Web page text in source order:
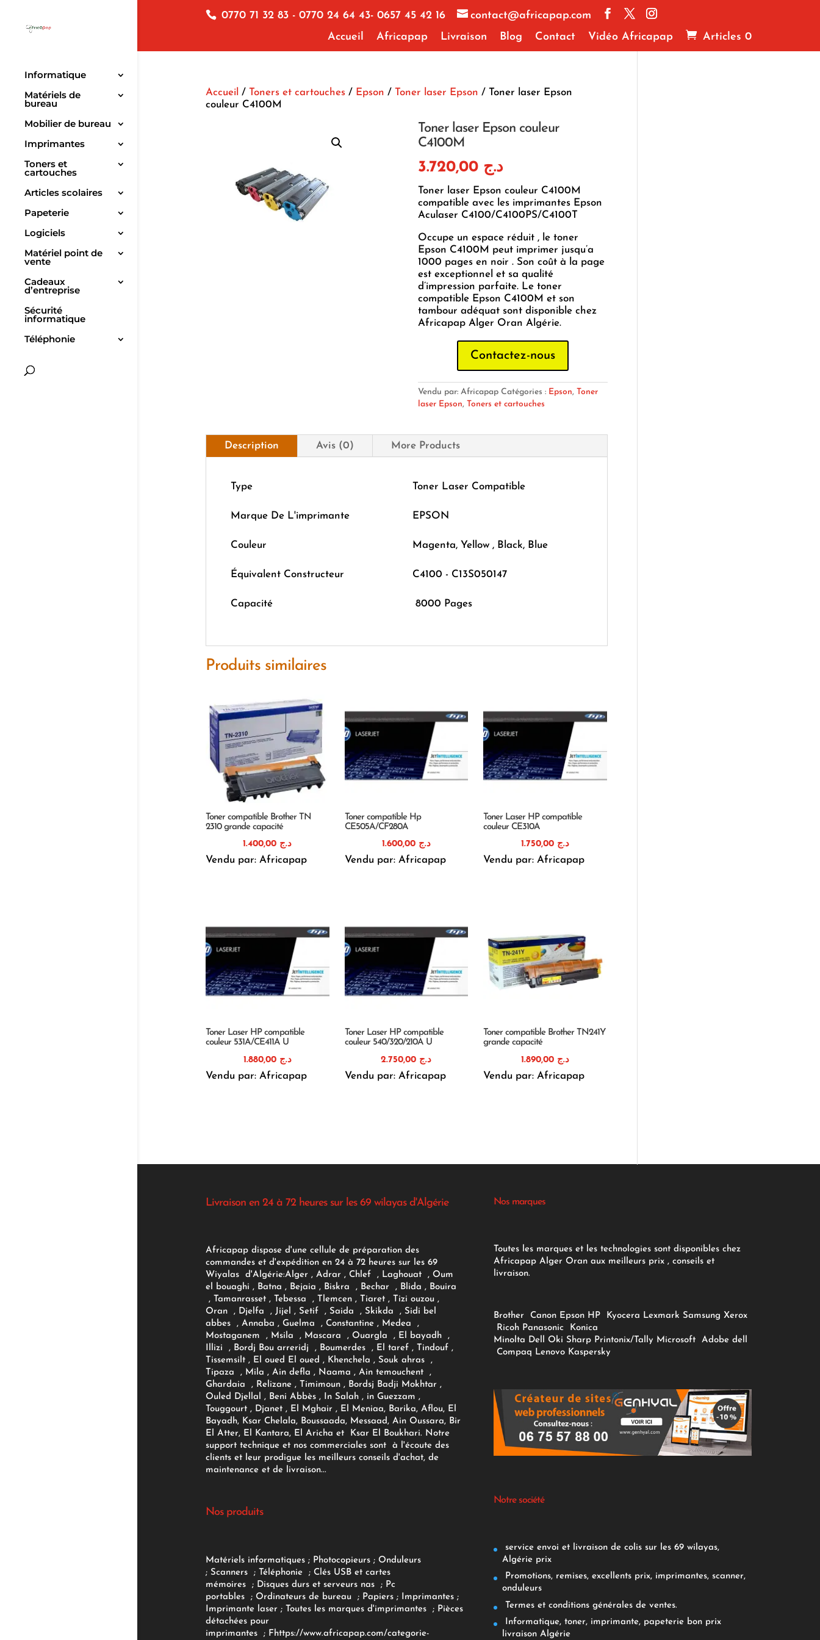
0770 71 32 83 - 0770 24 64 43- 0657 45 42 16
contact@africapap.com
Accueil
Africapap Livraison Blog Contact Vidéo Africapap Articles 0
Informatique
Matériels de
bureau
Mobilier de bureau
Imprimantes
Toners et
cartouches
Articles scolaires
Papeterie
Logiciels
Matériel point de
vente
Cadeaux
d’entreprise
Sécurité
informatique
Téléphonie
Accueil / Toners et cartouches/ Epson / Toner laser Epson / Toner laser Epson
couleur C4100M
Toner laser Epson couleur
C4100M
د.ج 3.720,00
Toner laser Epson couleur C4100M
compatible avec les imprimantes Epson
Aculaser C4100/C4100PS/C4100T
Occupe un espace réduit , le toner
Epson C4100M peut imprimer jusqu’a
1000 pages en noir . Son coût à la page
est exceptionnel et sa qualité
d’impression parfaite. Le toner
compatible Epson C4100M et son
tambour adéquat sont disponible chez
Africapap Alger Oran Algérie.
Contactez-nous
Vendu par: Africapap Catégories : Epson, Toner
laser Epson, Toners et cartouches
Description Avis (0) More Products
Type Toner Laser Compatible
Marque De L'imprimante EPSON
Couleur Magenta, Yellow , Black, Blue
Équivalent Constructeur C4100 - C13S050147
Capacité ‎8000 Pages
Produits similaires
Toner compatible Brother TN
2310 grande capacité
د.ج
Vendu par: Africapap
Toner compatible Hp
CE505A/CF280A
د.ج 1.600,00
Vendu par: Africapap
Toner Laser HP compatible
couleur CE310A
د.ج
Vendu par: Africapap
Toner Laser HP compatible
couleur 531A/CE411A U
د.ج 1.880,00
Vendu par: Africapap
Toner Laser HP compatible
couleur 540/320/210A U
د.ج
Vendu par: Africapap
Toner compatible Brother TN241Y
grande capacité
د.ج
Vendu par: Africapap
Livraison en 24 à 72 heures sur les 69 wilayas d'Algérie
Africapap dispose d'une cellule de préparation des
commandes et d'expédition en 24 à 72 heures sur les 69
Wiyalas d'Algérie:Alger , Adrar, Chlef , Laghouat , Oum
el bouaghi , Batna , Bejaia , Biskra , Bechar , Blida , Bouira
, Tamanrasset , Tebessa , Tlemcen , Tiaret , Tizi ouzou ,
Oran , Djelfa , Jijel , Setif , Saida , Skikda , Sidi bel
abbes , Annaba , Guelma , Constantine , Medea ,
Mostaganem , Msila , Mascara , Ouargla , El bayadh ,
Illizi , Bordj Bou arreridj , Boumerdes , El taref , Tindouf ,
Tissemsilt , El oued El oued , Khenchela , Souk ahras ,
Tipaza , Mila , Ain defla , Naama , Ain temouchent ,
Ghardaia , Relizane , Timimoun , Bordsj Badji Mokhtar ,
Ouled Djellal , Beni Abbès , In Salah , in Guezzam ,
Touggourt , Djanet , El Mghair , El Meniaa, Barika, Aflou, El
Bayadh, Ksar Chelala, Boussaada, Messaad, Ain Oussara, Bir
El Atter, El Kantara, El Aricha et Ksar El Boukhari. Notre
support technique et nos commerciales sont à l'écoute des
clients et leur prodigue les meilleurs conseils d'achat, de
maintenance et de livraison...
Nos produits
Matériels informatiques; Photocopieurs; Onduleurs
; Scanners ; Téléphonie ; Clés USB et cartes
mémoires
; Disques durs et serveurs nas ; Pc
portables
; Ordinateurs de bureau ; Papiers; Imprimantes;
Imprimante laser; Toutes les marques d'imprimantes ; Pièces
détachées pour
imprimantes
; F https://www.africapap.com/categorie-
Nos marques
Toutes les marques et les technologies sont disponibles chez
Africapap Alger Oran aux meilleurs prix , conseils et
livraison.
Brother Canon Epson HP Kyocera Lexmark Samsung Xerox
Ricoh Panasonic
Konica
Minolta Dell Oki Sharp Printonix/Tally Microsoft Adobe dell
Compaq Lenovo Kaspersky
Notre société
service envoi et livraison de colis sur les 69 wilayas,
Algérie prix
Promotions, remises, excellents prix, imprimantes, scanner,
onduleurs
Termes et conditions générales de ventes.
Informatique, toner, imprimante, papeterie bon prix
livraison Algérie